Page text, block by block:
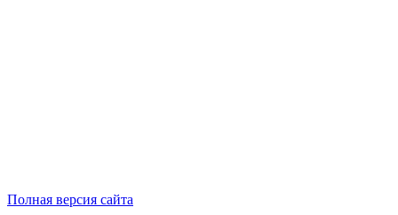
Полная версия сайта